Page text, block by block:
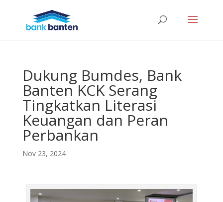
Dukung Bumdes, Bank
Banten KCK Serang
Tingkatkan Literasi
Keuangan dan Peran
Perbankan
Nov 23, 2024